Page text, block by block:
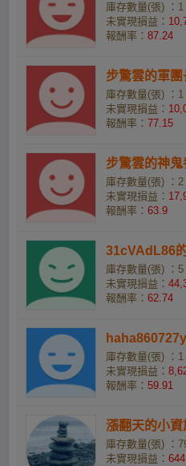
庫存數量(張) ：1
未實現損益：
報酬率： 87.24
步驚雲的軍團
庫存數量(張) ：1
未實現損益：
報酬率： 77.15
步驚雲的神鬼
庫存數量(張) ：2
未實現損益：
報酬率： 63.9
31cVAdL86
庫存數量(張) ：5
未實現損益：
報酬率： 62.74
庫存數量(張) ：1
未實現損益：
報酬率： 59.91
漲翻天的小資
庫存數量(張) ：
未實現損益：